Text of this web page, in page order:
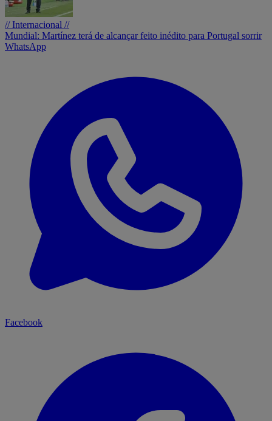
// Internacional //
Mundial: Martínez terá de alcançar feito inédito para Portugal sorrir
WhatsApp
Facebook